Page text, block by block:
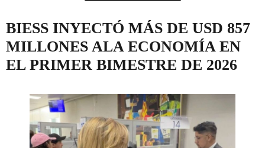
BIESS INYECTÓ MÁS DE USD 857
MILLONES ALA ECONOMÍA EN
EL PRIMER BIMESTRE DE 2026